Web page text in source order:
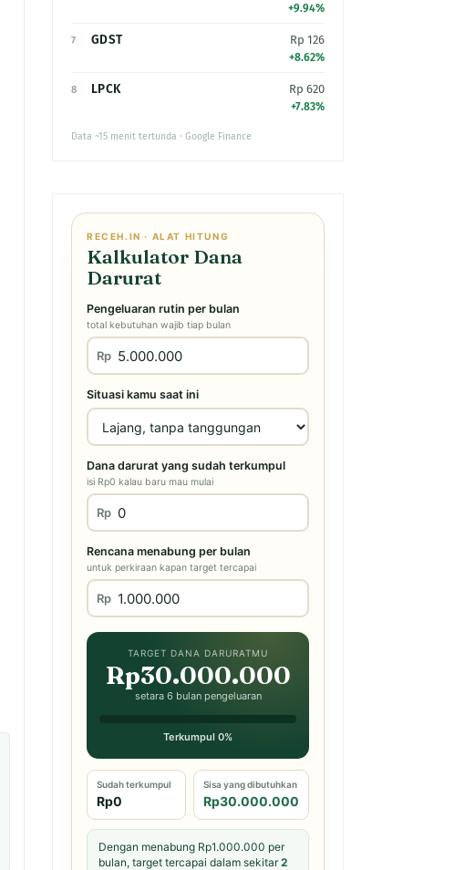
+9.94%
7 GDST Rp 126
+8.62%
8 LPCK Rp 620
+7.83%
Data ~15 menit tertunda · Google Finance
RECEH.IN · ALAT HITUNG
Kalkulator Dana
Darurat
Pengeluaran rutin per bulan
total kebutuhan wajib tiap bulan
Rp
Situasi kamu saat ini
Dana darurat yang sudah terkumpul
isi Rp0 kalau baru mau mulai
Rp
Rencana menabung per bulan
untuk perkiraan kapan target tercapai
Rp
TARGET DANA DARURATMU
Rp30.000.000
setara 6 bulan pengeluaran
Terkumpul 0%
Sudah terkumpul
Rp0
Sisa yang dibutuhkan
Rp30.000.000
Dengan menabung Rp1.000.000 per
bulan, target tercapai dalam sekitar2